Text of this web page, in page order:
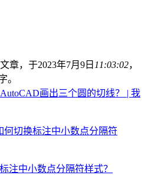
章，于2023年7月9日 11:03:02，
。
画出三个圆的切线？ | 我
注中小数点分隔符样式？